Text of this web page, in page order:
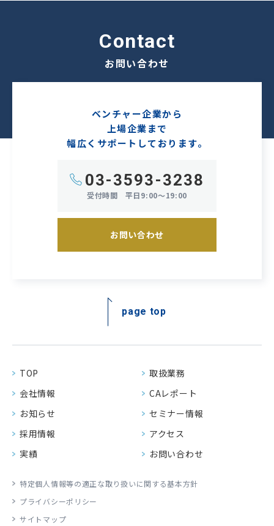
contact
お問い合わせ
ベンチャー企業から
上場企業まで
幅広くサポートしております。
03-3593-3238
受付時間 平日9:00～19:00
お問い合わせ
page top
TOP
取扱業務
会社情報
CAレポート
お知らせ
セミナー情報
採用情報
アクセス
実績
お問い合わせ
特定個人情報等の適正な取り扱いに関する基本方針
プライバシーポリシー
サイトマップ